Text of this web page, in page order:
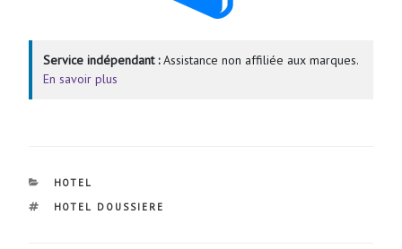
Service indépendant :Assistance non affiliée aux marques.
En savoir plus
CATÉGORIES
HOTEL
ÉTIQUETTES
HOTEL DOUSSIERE